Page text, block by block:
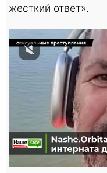
жесткий ответ».